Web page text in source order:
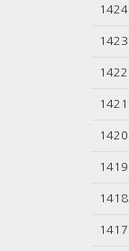
1424
1423
1422
1421
1420
1419
1418
1417